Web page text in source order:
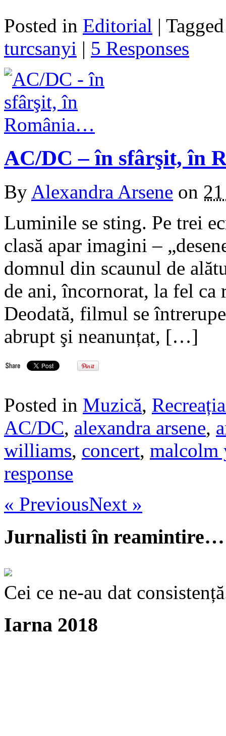
Posted in Editorial |
turcsanyi | 5 Responses
AC/DC – în sfârşit, în
By Alexandra Arsene on
Luminile se sting. Pe trei
clasă apar imagini –
domnul din scaunul de
de ani, încornorat, la fel ca
Deodată, filmul se
abrupt şi neanunțat, […]
Posted in Muzică,
AC/DC, alexandra arsene,
williams, concert, malcolm
response
« PreviousNext »
Jurnalisti în reamintire…
Cei ce ne-au dat
Iarna 2018